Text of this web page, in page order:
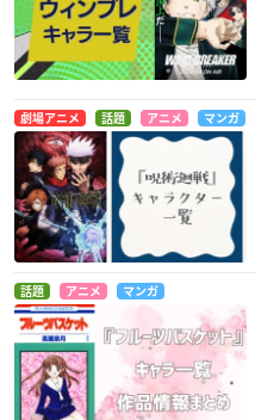
劇場アニメ 話題 アニメ マンガ
話題 アニメ マンガ